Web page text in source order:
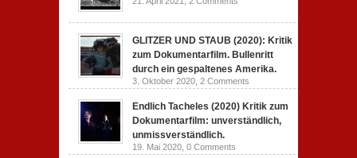
GLITZER UND STAUB (2020): Kritik
zum Dokumentarfilm. Bullenritt
durch ein gespaltenes Amerika.
3. Oktober 2020, 2 Comments
Endlich Tacheles (2020) Kritik zum
Dokumentarfilm: unverständlich,
unmissverständlich.
19. Mai 2020, 0 Comments